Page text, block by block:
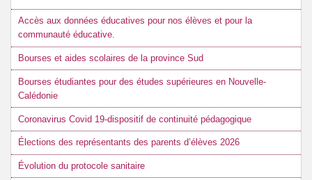
Accès aux données éducatives pour nos élèves et pour la
communauté éducative.
Bourses et aides scolaires de la province Sud
Bourses étudiantes pour des études supérieures en Nouvelle-
Calédonie
Coronavirus Covid 19-dispositif de continuité pédagogique
Élections des représentants des parents d’élèves 2026
Évolution du protocole sanitaire